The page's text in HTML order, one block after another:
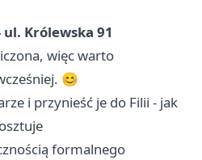
Królewska 91
więc warto
😊
i przynieść je do Filii - jak
formalnego